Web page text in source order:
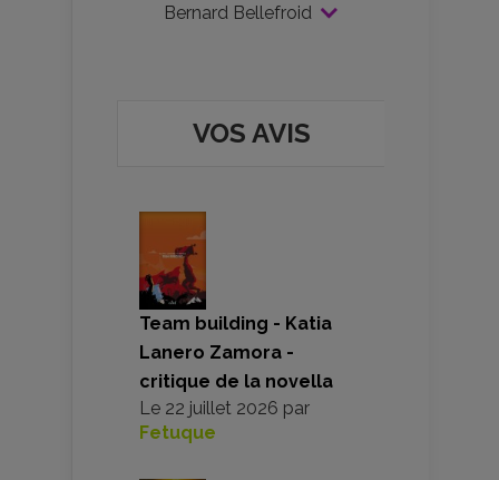
Bernard Bellefroid
VOS AVIS
Team building - Katia
Lanero Zamora -
critique de la novella
Le 22 juillet 2026 par
Fetuque